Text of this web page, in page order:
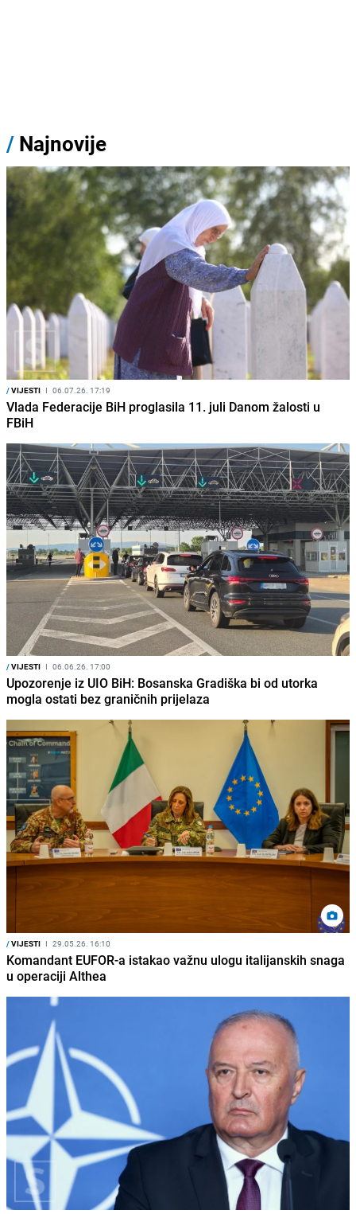
/ Najnovije
/VIJESTI I 06.07.26. 17:19
Vlada Federacije BiH proglasila 11. juli Danom žalosti u
FBiH
/VIJESTI I 06.06.26. 17:00
Upozorenje iz UIO BiH: Bosanska Gradiška bi od utorka
mogla ostati bez graničnih prijelaza
/VIJESTI I 29.05.26. 16:10
Komandant EUFOR-a istakao važnu ulogu italijanskih snaga
u operaciji Althea